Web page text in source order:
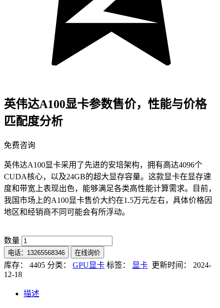
英伟达A100显卡参数售价，性能与价格
匹配度分析
免费咨询
英伟达A100显卡采用了先进的安培架构，拥有高达4096个
CUDA核心，以及24GB的超大显存容量。这款显卡在显存速
度和带宽上表现出色，能够满足各类高性能计算需求。目前，
我国市场上的A100显卡售价大约在1.5万元左右，具体价格因
地区和经销商不同可能会有所浮动。
数量
电话：13265568346 在线询价
库存： 4405 分类： GPU显卡 标签： 显卡 更新时间： 2024-
12-18
描述